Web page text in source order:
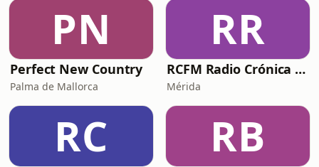
PN
Perfect New Country
Palma de Mallorca
RR
RCFM Radio Crónica Folk Musical
Mérida
RC RB